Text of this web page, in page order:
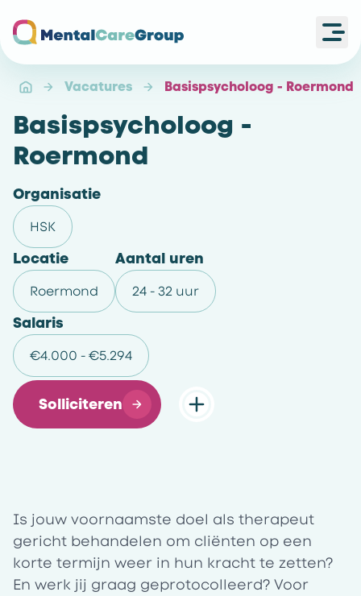
Vacatures Basispsycholoog - Roermond
Basispsycholoog -
Roermond
Organisatie
HSK
Locatie
Roermond
Aantal uren
24 - 32 uur
Salaris
€4.000 - €5.294
Solliciteren
Is jouw voornaamste doel als therapeut
gericht behandelen om cliënten op een
korte termijn weer in hun kracht te zetten?
En werk jij graag geprotocolleerd? Voor